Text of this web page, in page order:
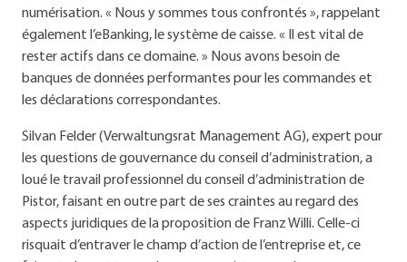
numérisation. « Nous y sommes tous confrontés », rappelant
également l’eBanking, le système de caisse. « Il est vital de
rester actifs dans ce domaine. » Nous avons besoin de
banques de données performantes pour les commandes et
les déclarations correspondantes.
Silvan Felder (Verwaltungsrat Management AG), expert pour
les questions de gouvernance du conseil d’administration, a
loué le travail professionnel du conseil d’administration de
Pistor, faisant en outre part de ses craintes au regard des
aspects juridiques de la proposition de Franz Willi. Celle-ci
risquait d’entraver le champ d’action de l’entreprise et, ce